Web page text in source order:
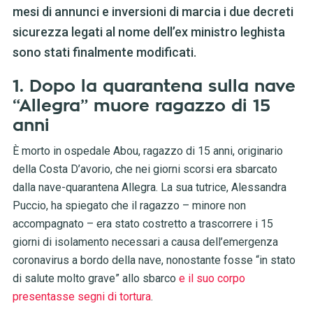
mesi di annunci e inversioni di marcia i due decreti
sicurezza legati al nome dell’ex ministro leghista
sono stati finalmente modificati.
1. Dopo la quarantena sulla nave
“Allegra” muore ragazzo di 15
anni
È morto in ospedale Abou, ragazzo di 15 anni, originario
della Costa D’avorio, che nei giorni scorsi era sbarcato
dalla nave-quarantena Allegra. La sua tutrice, Alessandra
Puccio, ha spiegato che il ragazzo – minore non
accompagnato – era stato costretto a trascorrere i 15
giorni di isolamento necessari a causa dell’emergenza
coronavirus a bordo della nave, nonostante fosse “in stato
di salute molto grave” allo sbarco e il suo corpo
presentasse segni di tortura.